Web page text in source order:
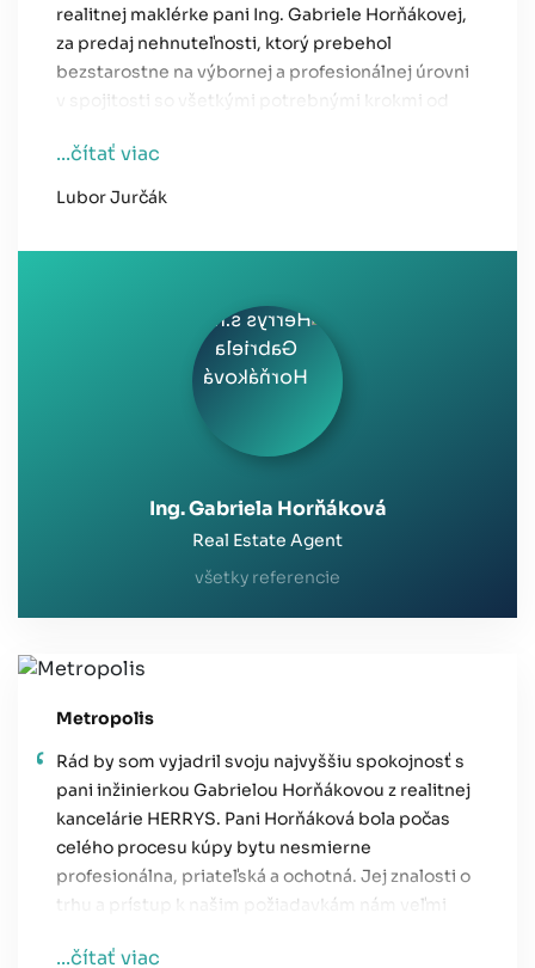
realitnej maklérke pani Ing. Gabriele Horňákovej,
za predaj nehnuteľnosti, ktorý prebehol
bezstarostne na výbornej a profesionálnej úrovni
v spojitosti so všetkými potrebnými krokmi od
klientov, až po dotiahnutie všetkých potrebných
právnych a úradných úkonov. V dnešnej
...čítať viac
Lubor Jurčák
Ing. Gabriela Horňáková
Real Estate Agent
všetky referencie
Metropolis
Rád by som vyjadril svoju najvyššiu spokojnosť s
pani inžinierkou Gabrielou Horňákovou z realitnej
kancelárie HERRYS. Pani Horňáková bola počas
celého procesu kúpy bytu nesmierne
profesionálna, priateľská a ochotná. Jej znalosti o
trhu a prístup k našim požiadavkám nám veľmi
...čítať viac